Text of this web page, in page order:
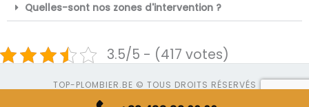
Quelles-sont nos zones d'intervention ?
3.5/5 - (417 votes)
TOP-PLOMBIER.BE © TOUS DROITS RÉSERVÉS